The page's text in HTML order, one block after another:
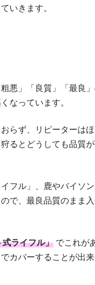
いきます。
悪」「良質」「最良
なっています。
らず、リピーターは
るとどうしても品質
フル」、鹿やバイソ
で、最良品質のまま
ライフル」 でこれが
カバーすることが出